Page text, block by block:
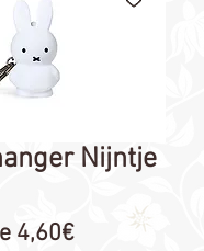
Nijntje
4,60€Prix